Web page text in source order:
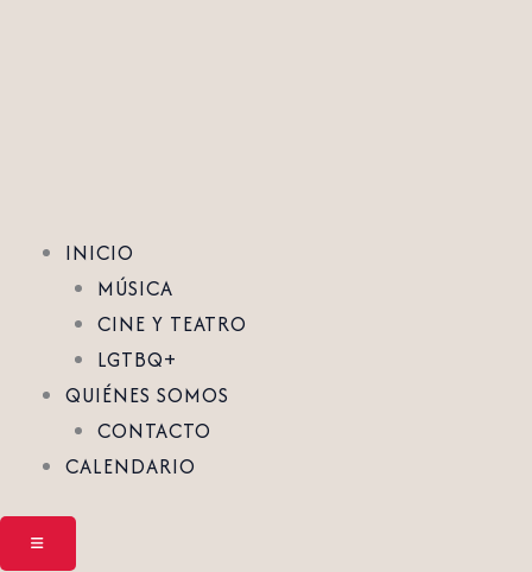
INICIO
MÚSICA
CINE Y TEATRO
LGTBQ+
QUIÉNES SOMOS
CONTACTO
CALENDARIO